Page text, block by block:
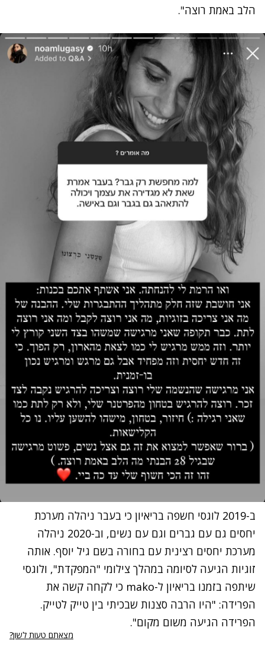
הלב באמת רוצה".
ב-2019 לוגסי חשפה בריאיון כי בעבר ניהלה מערכת
יחסים גם עם גברים וגם עם נשים, וב-2020 ניהלה
מערכת יחסים רצינית עם בחורה בשם גיל יוסף. אותה
זוגיות הגיעה לסיומה במהלך צילומי "המפקדת", ולוגסי
שיתפה בזמנו בריאיון ל-mako
כי לקחה קשה את
הפרידה: "היו הרבה סצנות שבכיתי בין טייק לטייק.
הפרידה הגיעה משום מקום".
מצאתם טעות לשון?